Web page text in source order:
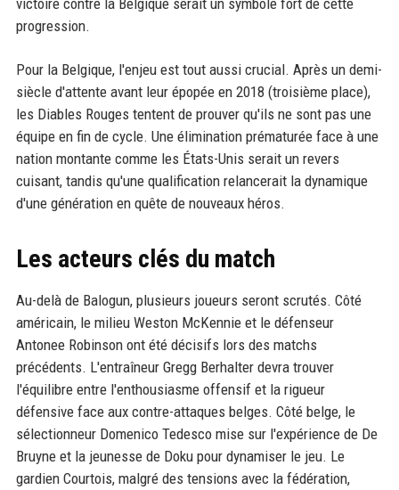
progression.
Pour la Belgique, l'enjeu est tout aussi crucial. Après un demi-
siècle d'attente avant leur épopée en 2018 (troisième place),
les Diables Rouges tentent de prouver qu'ils ne sont pas une
équipe en fin de cycle. Une élimination prématurée face à une
nation montante comme les États-Unis serait un revers
cuisant, tandis qu'une qualification relancerait la dynamique
d'une génération en quête de nouveaux héros.
Les acteurs clés du match
Au-delà de Balogun, plusieurs joueurs seront scrutés. Côté
américain, le milieu Weston McKennie et le défenseur
Antonee Robinson ont été décisifs lors des matchs
précédents. L'entraîneur Gregg Berhalter devra trouver
l'équilibre entre l'enthousiasme offensif et la rigueur
défensive face aux contre-attaques belges. Côté belge, le
sélectionneur Domenico Tedesco mise sur l'expérience de De
Bruyne et la jeunesse de Doku pour dynamiser le jeu. Le
gardien Courtois, malgré des tensions avec la fédération,